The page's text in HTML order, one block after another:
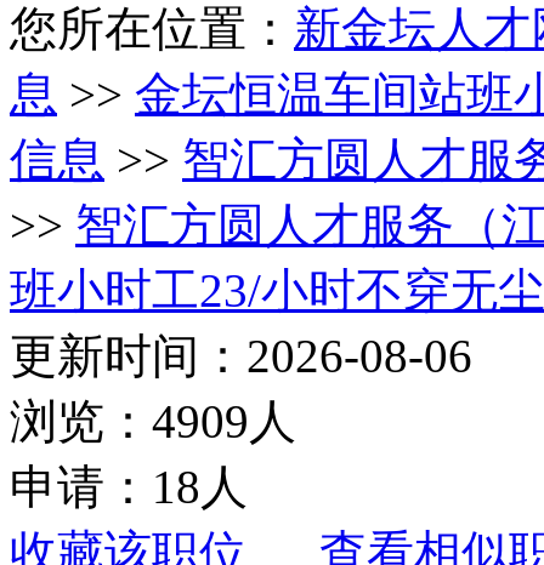
您所在位置： 新金坛人才
息 >> 金坛恒温车间站班
信息 >> 智汇方圆人才服
>> 智汇方圆人才服务（
班小时工23/小时不穿无
更新时间：2026-08-06
浏览：4909人
申请：18人
收藏该职位
查看相似